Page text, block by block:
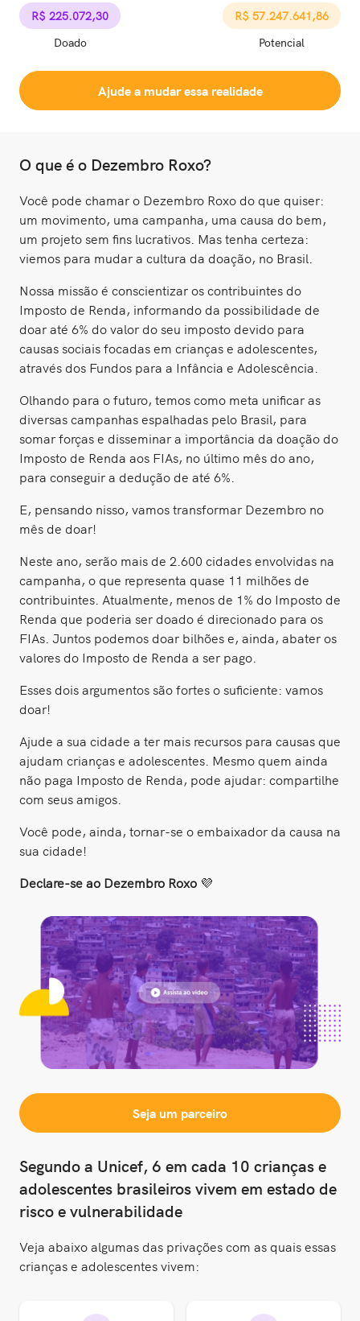
R$ 225.072,30
Doado
R$ 57.247.641,86
Potencial
Ajude a mudar essa realidade
O que é o Dezembro Roxo?
Você pode chamar o Dezembro Roxo do que quiser:
um movimento, uma campanha, uma causa do bem,
um projeto sem fins lucrativos. Mas tenha certeza:
viemos para mudar a cultura da doação, no Brasil.
Nossa missão é conscientizar os contribuintes do
Imposto de Renda, informando da possibilidade de
doar até 6% do valor do seu imposto devido para
causas sociais focadas em crianças e adolescentes,
através dos Fundos para a Infância e Adolescência.
Olhando para o futuro, temos como meta unificar as
diversas campanhas espalhadas pelo Brasil, para
somar forças e disseminar a importância da doação do
Imposto de Renda aos FIAs, no último mês do ano,
para conseguir a dedução de até 6%.
E, pensando nisso, vamos transformar Dezembro no
mês de doar!
Neste ano, serão mais de 2.600 cidades envolvidas na
campanha, o que representa quase 11 milhões de
contribuintes. Atualmente, menos de 1% do Imposto de
Renda que poderia ser doado é direcionado para os
FIAs. Juntos podemos doar bilhões e, ainda, abater os
valores do Imposto de Renda a ser pago.
Esses dois argumentos são fortes o suficiente: vamos
doar!
Ajude a sua cidade a ter mais recursos para causas que
ajudam crianças e adolescentes. Mesmo quem ainda
não paga Imposto de Renda, pode ajudar: compartilhe
com seus amigos.
Você pode, ainda, tornar-se o embaixador da causa na
sua cidade!
Declare-se ao Dezembro Roxo 💜
Seja um parceiro
Segundo a Unicef, 6 em cada 10 crianças e
adolescentes brasileiros vivem em estado de
risco e vulnerabilidade
Veja abaixo algumas das privações com as quais essas
crianças e adolescentes vivem: